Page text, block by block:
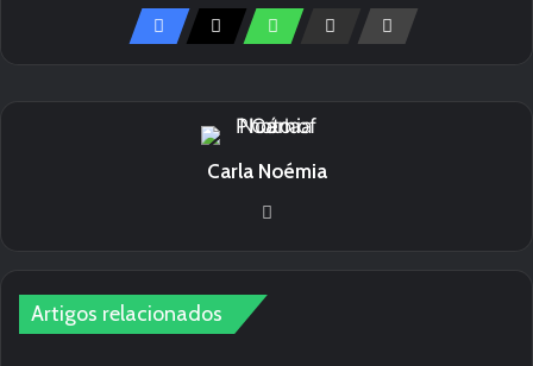
Carla Noémia
Artigos relacionados